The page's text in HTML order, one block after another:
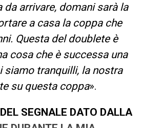
da arrivare, domani sarà la
a casa la coppa che
Questa del doublete è
cosa che è successa una
siamo tranquilli, la nostra
su questa coppa».
SEGNALE DATO DALLA